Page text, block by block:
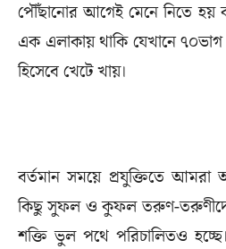
পৌঁছানোর আগেই মেনে নিতে হয়
এক এলাকায় থাকি যেখানে
হিসেবে খেটে খায়।
বর্তমান সময়ে প্রযুক্তিতে আমরা
কিছু সুফল ও কুফল তরুণ-
শক্তি ভুল পথে পরিচালিতও